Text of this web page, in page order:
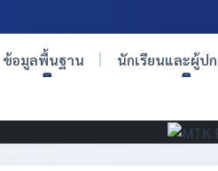
ข้อมูลพื้นฐาน นักเรียนและผู้ป